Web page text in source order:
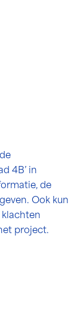
4B’ in
de
Ook kun
klachten
project.